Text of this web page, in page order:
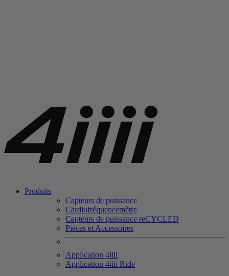
Produits
Capteurs de puissance
Cardiofréquencemètre
Capteurs de puissance reCYCLED
Pièces et Accessoires
Application 4iiii
Application 4iiii Ride